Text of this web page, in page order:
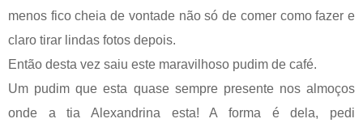
menos fico cheia de vontade não só de comer como fazer e
claro tirar lindas fotos depois.
Então desta vez saiu este maravilhoso pudim de café.
Um pudim que esta quase sempre presente nos almoços
onde a tia Alexandrina esta! A forma é dela, pedi